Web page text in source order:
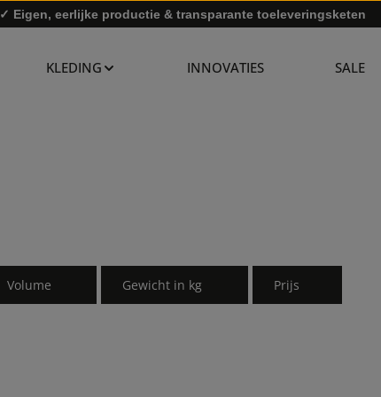
✓ Eigen, eerlijke productie & transparante toeleveringsketen
KLEDING INNOVATIES SALE
Volume Gewicht in kg Prijs